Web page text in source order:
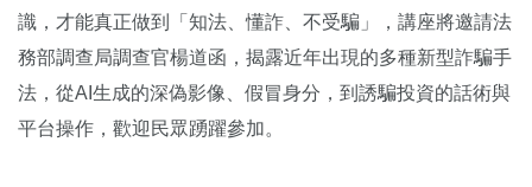
識，才能真正做到「知法、懂詐、不受騙」，講座將邀請法
務部調查局調查官楊道函，揭露近年出現的多種新型詐騙手
法，從AI生成的深偽影像、假冒身分，到誘騙投資的話術與
平台操作，歡迎民眾踴躍參加。